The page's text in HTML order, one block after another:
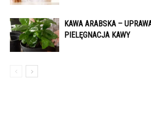
KAWA ARABSKA –
PIELĘGNACJA KAWY